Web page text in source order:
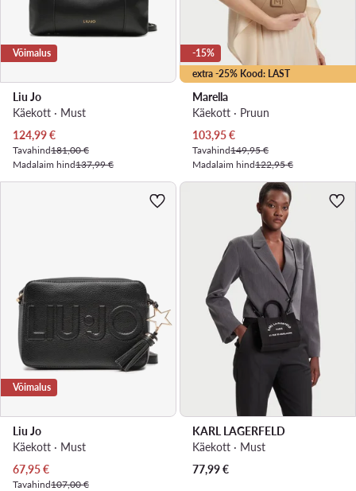
Võimalus
Liu Jo
Käekott · Must
Praegune hind
124,99€
Tavahind181,00 €
Madalaim hind137,99 €
extra -25% Kood: LAST
-15%
Marella
Käekott · Pruun
Praegune hind
103,95€
Tavahind149,95 €
Madalaim hind122,95 €
Võimalus
Liu Jo
Käekott · Must
Praegune hind
67,95€
Tavahind107,00 €
KARL LAGERFELD
Käekott · Must
77,99€